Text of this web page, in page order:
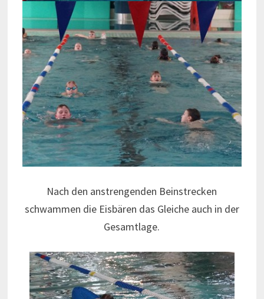
Nach den anstrengenden Beinstrecken
schwammen die Eisbären das Gleiche auch in der
Gesamtlage.